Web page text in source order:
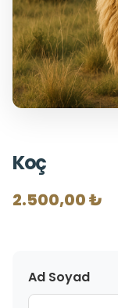
Koç
2.500,00 ₺
Ad Soyad